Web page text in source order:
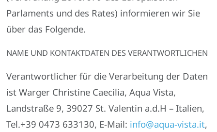
Parlaments und des Rates) informieren wir Sie
über das Folgende.
NAME UND KONTAKTDATEN DES VERANTWORTLICHEN
Verantwortlicher für die Verarbeitung der Daten
ist Warger Christine Caecilia,Aqua Vista,
Landstraße 9,39027 St. Valentin a.d.H – Italien,
Tel.+39 0473 633130, E-Mail: info@aqua-vista.it,